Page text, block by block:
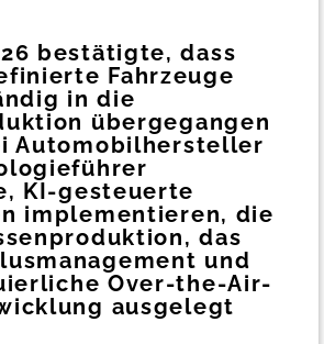
bestätigte, dass
Fahrzeuge
in die
übergegangen
Automobilhersteller
KI-gesteuerte
implementieren, die
das
und
Over-the-Air-
ausgelegt